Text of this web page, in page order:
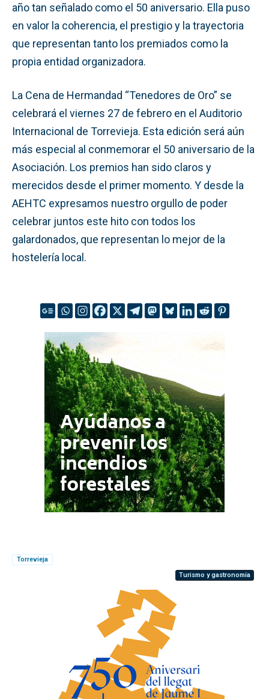
año tan señalado como el 50 aniversario. Ella puso
en valor la coherencia, el prestigio y la trayectoria
que representan tanto los premiados como la
propia entidad organizadora.
La Cena de Hermandad “Tenedores de Oro” se
celebrará el viernes 27 de febrero en el Auditorio
Internacional de Torrevieja. Esta edición será aún
más especial al conmemorar el 50 aniversario de la
Asociación. Los premios han sido claros y
merecidos desde el primer momento. Y desde la
AEHTC expresamos nuestro orgullo de poder
celebrar juntos este hito con todos los
galardonados, que representan lo mejor de la
hostelería local.
Torrevieja
Turismo y gastronomía